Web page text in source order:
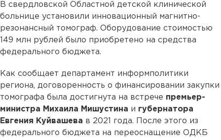
В свердловской Областной детской клинической
больнице установили инновационный магнитно-
резонансный томограф. Оборудование стоимостью
149 млн рублей было приобретено на средства
федерального бюджета.
Как сообщает департамент информполитики
региона, договоренность о финансировании закупки
томографа была достигнута на встрече премьер-
министра Михаила Мишустина и губернатора
Евгения Куйвашева в 2021 года. После этого из
федерального бюджета на переоснащение ОДКБ